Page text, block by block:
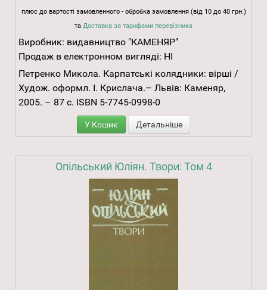
плюс до вартості замовленного - обробка замовлення (від 10 до 40 грн.)
та Доставка за тарифами перевізника
Виробник: видавництво "КАМЕНЯР"
Продаж в електронном вигляді: НІ
Петренко Микола. Карпатські колядники: вірші /
Худож. оформл. І. Крислача.– Львів: Каменяр,
2005. – 87 с. ISBN 5-7745-0998-0
У Кошик Детальніше
Опільський Юліян. Твори: Том 4